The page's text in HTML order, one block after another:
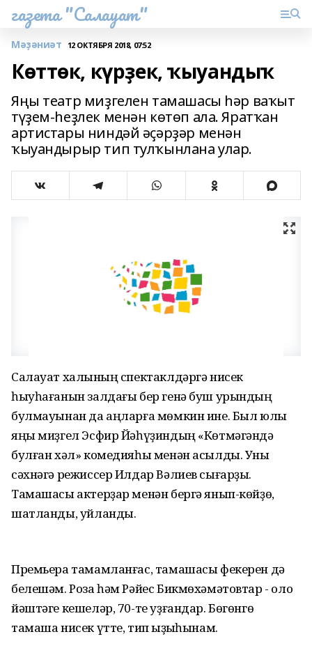
газета "Салауат"
Мәҙәниәт 12 ОКТЯБРЯ 2018, 07:52
Көттөк, күрҙек, ҡыуандыҡ
Яңы театр миҙгелен тамашасы һәр ваҡыт
түҙем-һеҙлек менән көтөп ала. Яратҡан
артистары ниндәй әҫәрҙәр менән
ҡыуандырыр тип тулҡынлана улар.
Салауат халҡының спектаклдәргә нисек
һыуһағанын залдағы бер генә буш урындың
булмауынан да аңларға мөмкин ине. Был юлы
яңы миҙгел Эсфир Йәһүҙиндың «Көтмәгәндә
булған хәл» комедияһы менән асылды. Уны
сәхнәгә режиссер Илдар Вәлиев сығарҙы.
Тамашасы актерҙар менән бергә янып-көйҙө,
шатланды, уйланды.
Премьера тамамланғас, тамашасы фекерен дә
белешәм. Роза һәм Рәйес Бикмөхәмәтовтар - оло
йәштәге кешеләр, 70-те уҙғандар. Бөгөнгө
тамаша нисек үтте, тип ҡыҙыҡһынам.